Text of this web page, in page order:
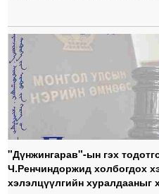
"Дүнжингарав"-ын гэх
Ч.Ренчиндоржид холбогдох
хэлэлцүүлгийн хуралдааныг